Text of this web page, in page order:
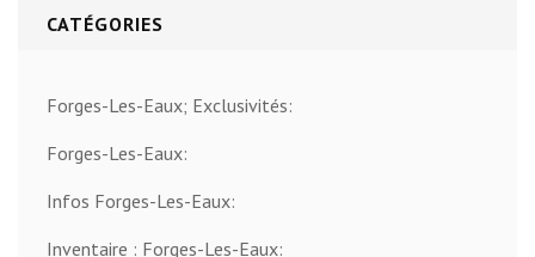
CATÉGORIES
Forges-Les-Eaux; Exclusivités:
Forges-Les-Eaux:
Infos Forges-Les-Eaux:
Inventaire : Forges-Les-Eaux: